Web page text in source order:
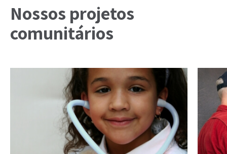
Nossos projetos
comunitários